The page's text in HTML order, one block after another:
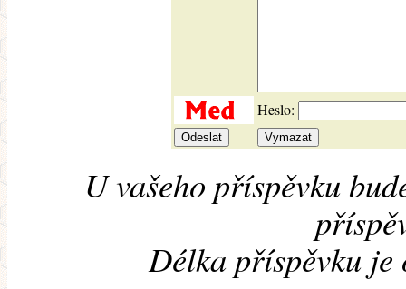
Heslo:
U vašeho příspěvku
Délka příspěvku je